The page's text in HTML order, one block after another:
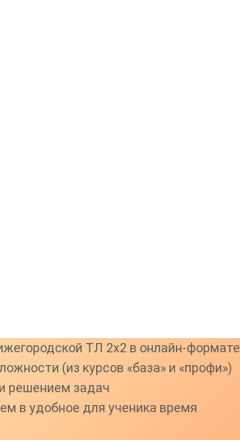
ТЛ 2х2 в онлайн-формате
(из курсов «база» и «профи»)
решением задач
в удобное для ученика время